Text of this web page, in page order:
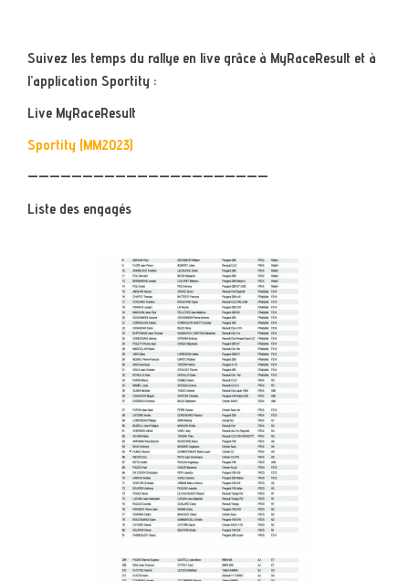
Suivez les temps du rallye en live grâce à MyRaceResult et à
l’application Sportity :
Live MyRaceResult
Sportity (MM2023)
——————————————————————
Liste des engagés